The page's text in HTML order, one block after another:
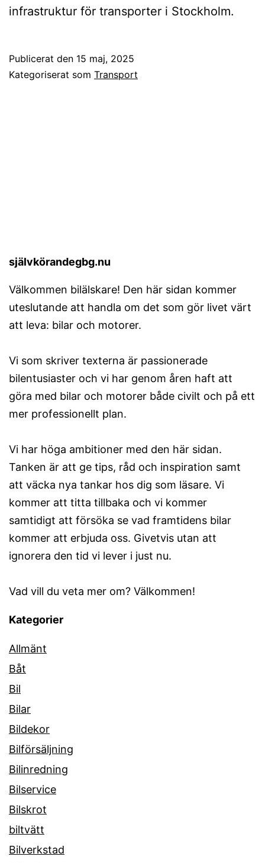
infrastruktur för transporter i Stockholm.
Publicerat den 15 maj, 2025
Kategoriserat som Transport
självkörandegbg.nu
Välkommen bilälskare! Den här sidan kommer
uteslutande att handla om det som gör livet värt
att leva: bilar och motorer.
Vi som skriver texterna är passionerade
bilentusiaster och vi har genom åren haft att
göra med bilar och motorer både civilt och på ett
mer professionellt plan.
Vi har höga ambitioner med den här sidan.
Tanken är att ge tips, råd och inspiration samt
att väcka nya tankar hos dig som läsare. Vi
kommer att titta tillbaka och vi kommer
samtidigt att försöka se vad framtidens bilar
kommer att erbjuda oss. Givetvis utan att
ignorera den tid vi lever i just nu.
Vad vill du veta mer om? Välkommen!
Kategorier
Allmänt
Båt
Bil
Bilar
Bildekor
Bilförsäljning
Bilinredning
Bilservice
Bilskrot
biltvätt
Bilverkstad